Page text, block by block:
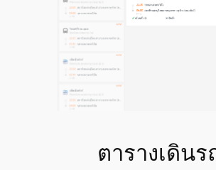
ตารางเดินร